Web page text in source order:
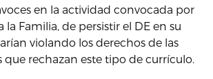
en la actividad convocada por
la Familia, de persistir el DE en su
violando los derechos de las
que rechazan este tipo de currículo.